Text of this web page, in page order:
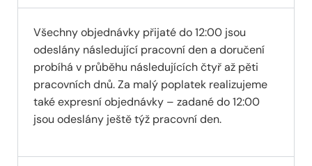
Všechny objednávky přijaté do 12:00 jsou
odeslány následující pracovní den a doručení
probíhá v průběhu následujících čtyř až pěti
pracovních dnů. Za malý poplatek realizujeme
také expresní objednávky – zadané do 12:00
jsou odeslány ještě týž pracovní den.